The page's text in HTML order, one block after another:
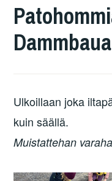
Ulkoillaan joka
kuin säällä.
Muistattehan